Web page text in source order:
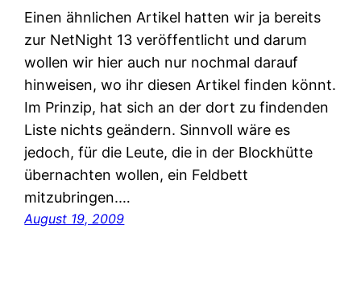
Einen ähnlichen Artikel hatten wir ja bereits
zur NetNight 13 veröffentlicht und darum
wollen wir hier auch nur nochmal darauf
hinweisen, wo ihr diesen Artikel finden könnt.
Im Prinzip, hat sich an der dort zu findenden
Liste nichts geändern. Sinnvoll wäre es
jedoch, für die Leute, die in der Blockhütte
übernachten wollen, ein Feldbett
mitzubringen.…
August 19, 2009